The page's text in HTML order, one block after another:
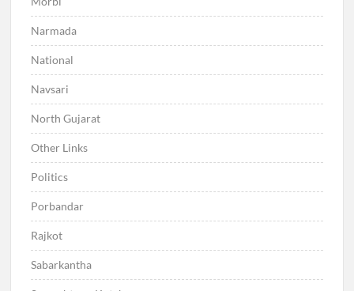
Narmada
National
Navsari
North Gujarat
Other Links
Politics
Porbandar
Rajkot
Sabarkantha